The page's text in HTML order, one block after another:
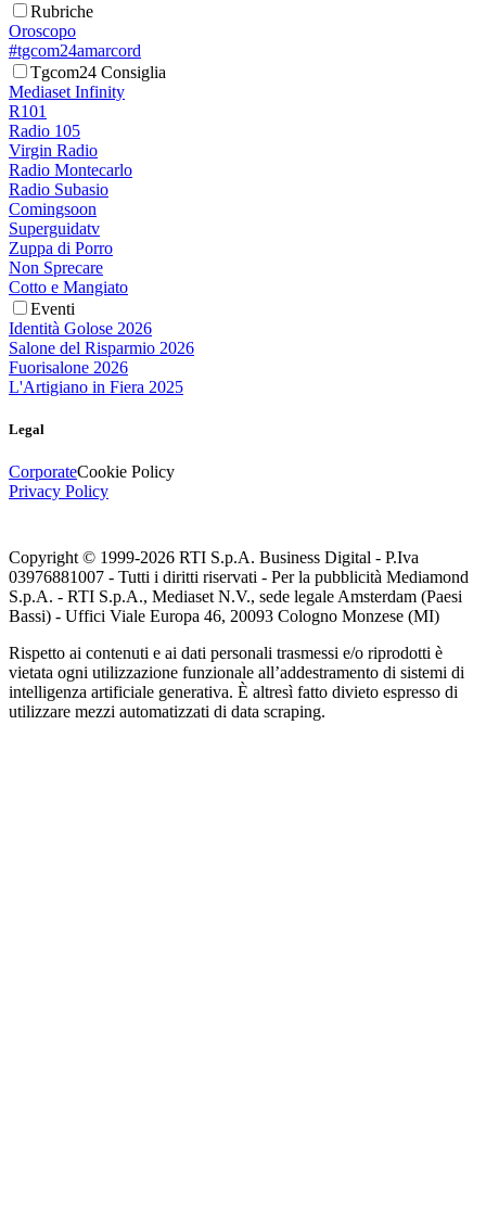
Rubriche
Oroscopo
#tgcom24amarcord
Tgcom24 Consiglia
Mediaset Infinity
R101
Radio 105
Virgin Radio
Radio Montecarlo
Radio Subasio
Comingsoon
Superguidatv
Zuppa di Porro
Non Sprecare
Cotto e Mangiato
Eventi
Identità Golose 2026
Salone del Risparmio 2026
Fuorisalone 2026
L'Artigiano in Fiera 2025
Legal
CorporateCookie Policy
Privacy Policy
Copyright © 1999-2026 RTI S.p.A. Business Digital - P.Iva
03976881007 - Tutti i diritti riservati - Per la pubblicità Mediamond
S.p.A. - RTI S.p.A., Mediaset N.V., sede legale Amsterdam (Paesi
Bassi) - Uffici Viale Europa 46, 20093 Cologno Monzese (MI)
Rispetto ai contenuti e ai dati personali trasmessi e/o riprodotti è
vietata ogni utilizzazione funzionale all’addestramento di sistemi di
intelligenza artificiale generativa. È altresì fatto divieto espresso di
utilizzare mezzi automatizzati di data scraping.